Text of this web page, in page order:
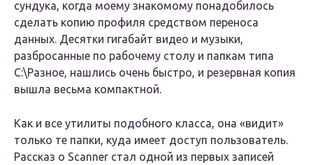
сундука, когда моему знакомому понадобилось
сделать копию профиля средством переноса
данных. Десятки гигабайт видео и музыки,
разбросанные по рабочему столу и папкам типа
C:\Разное, нашлись очень быстро, и резервная копия
вышла весьма компактной.
Как и все утилиты подобного класса, она «видит»
только те папки, куда имеет доступ пользователь.
Рассказ о Scanner стал одной из первых записей